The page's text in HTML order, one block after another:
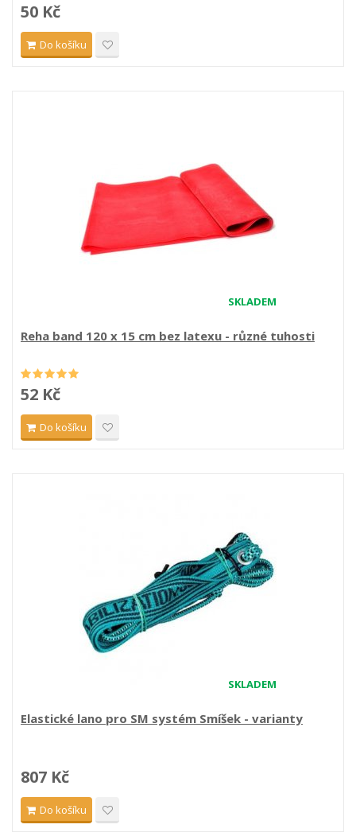
50 Kč
Do košíku
SKLADEM
Reha band 120 x 15 cm bez latexu - různé tuhosti
52 Kč
Do košíku
SKLADEM
Elastické lano pro SM systém Smíšek - varianty
807 Kč
Do košíku